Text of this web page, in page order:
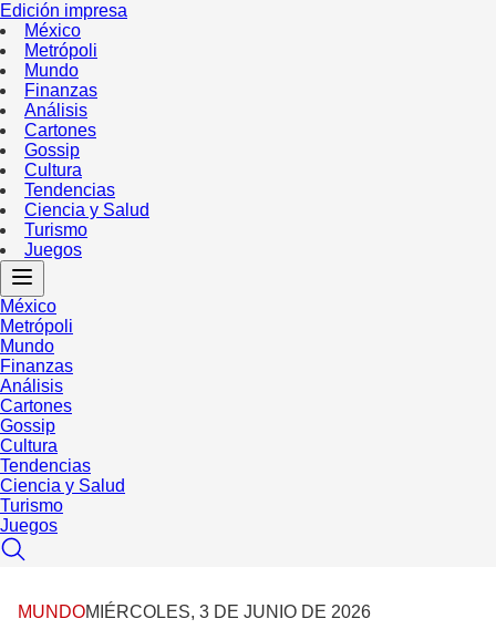
Edición impresa
México
Metrópoli
Mundo
Finanzas
Análisis
Cartones
Gossip
Cultura
Tendencias
Ciencia y Salud
Turismo
Juegos
México
Metrópoli
Mundo
Finanzas
Análisis
Cartones
Gossip
Cultura
Tendencias
Ciencia y Salud
Turismo
Juegos
MUNDOMIÉRCOLES, 3 DE JUNIO DE 2026